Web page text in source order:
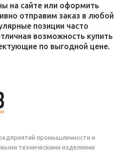
на сайте или оформить
отправим заказ в любой
позиции часто
возможность купить
по выгодной цене.
промышленности и
техническими изделиями